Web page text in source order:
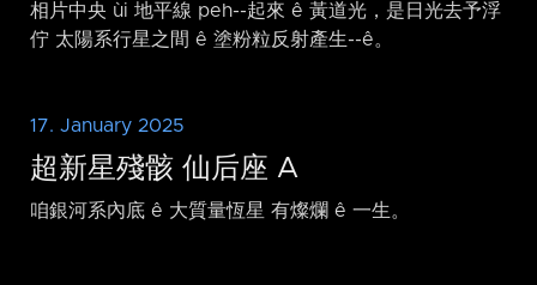
相片中央 ùi 地平線 peh-⁠-起來 ê 黃道光，是日光去予浮
佇 太陽系行星之間 ê 塗粉粒反射產生-⁠-ê。
17. January 2025
超新星殘骸 仙后座 A
咱銀河系內底 ê 大質量恆星 有燦爛 ê 一生。